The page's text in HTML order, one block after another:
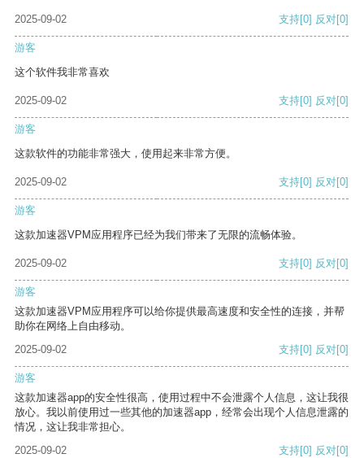
2025-09-02 支持[0] 反对[0]
游客
这个软件我非常喜欢
2025-09-02 支持[0] 反对[0]
游客
这款软件的功能非常强大，使用起来非常方便。
2025-09-02 支持[0] 反对[0]
游客
这款加速器VPM应用程序已经为我们带来了无限的流畅体验。
2025-09-02 支持[0] 反对[0]
游客
这款加速器VPM应用程序可以给你提供最高速度和安全性的连接，并帮
助你在网络上自由移动。
2025-09-02
支持[0] 反对[0]
游客
这款加速器app的安全性很高，使用过程中不会泄露个人信息，这让我很
放心。我以前使用过一些其他的加速器app，经常会出现个人信息泄露的
情况，这让我非常担心。
2025-09-02
支持[0] 反对[0]